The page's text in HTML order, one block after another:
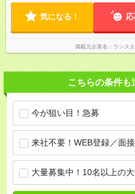
気になる！
掲載元企業名 ランス
こちらの条件も
今が狙い目！急募
来社不要！WEB登録／面
大量募集中！10名以上の